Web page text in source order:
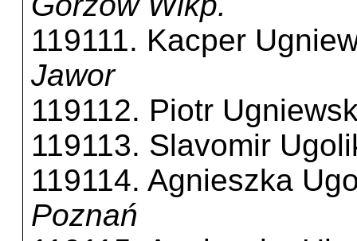
119111. Kacper
Jawor
119112. Piotr
119113. Slavomir
119114. Agnieszka
Poznań